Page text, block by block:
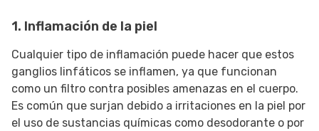
1. Inflamación de la piel
Cualquier tipo de inflamación puede hacer que estos
ganglios linfáticos se inflamen, ya que funcionan
como un filtro contra posibles amenazas en el cuerpo.
Es común que surjan debido a irritaciones en la piel por
el uso de sustancias químicas como desodorante o por